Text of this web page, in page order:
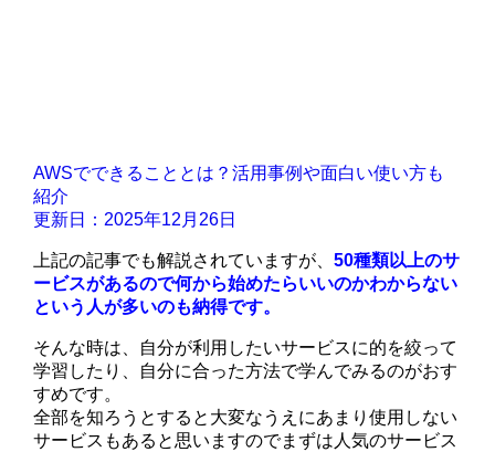
AWSでできることとは？活用事例や面白い使い方も
紹介
更新日：2025年12月26日
上記の記事でも解説されていますが、50種類以上のサ
ービスがあるので何から始めたらいいのかわからない
という人が多いのも納得です。
そんな時は、自分が利用したいサービスに的を絞って
学習したり、自分に合った方法で学んでみるのがおす
すめです。
全部を知ろうとすると大変なうえにあまり使用しない
サービスもあると思いますのでまずは人気のサービス